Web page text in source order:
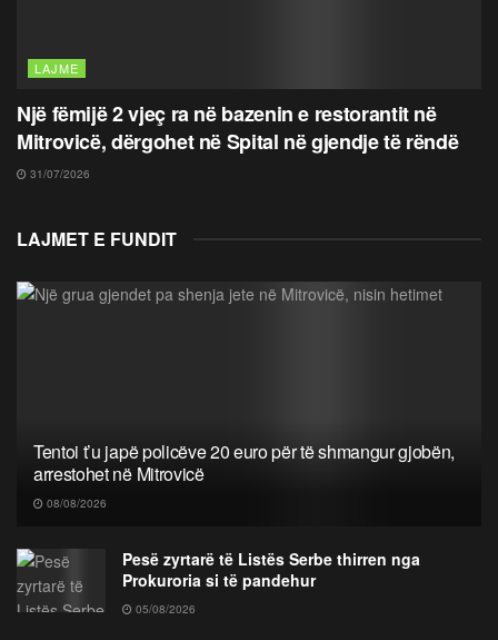
LAJME
Një fëmijë 2 vjeç ra në bazenin e restorantit në
Mitrovicë, dërgohet në Spital në gjendje të rëndë
31/07/2026
LAJMET E FUNDIT
Tentoi t’u japë policëve 20 euro për të shmangur gjobën,
arrestohet në Mitrovicë
08/08/2026
Pesë zyrtarë të Listës Serbe thirren nga
Prokuroria si të pandehur
05/08/2026